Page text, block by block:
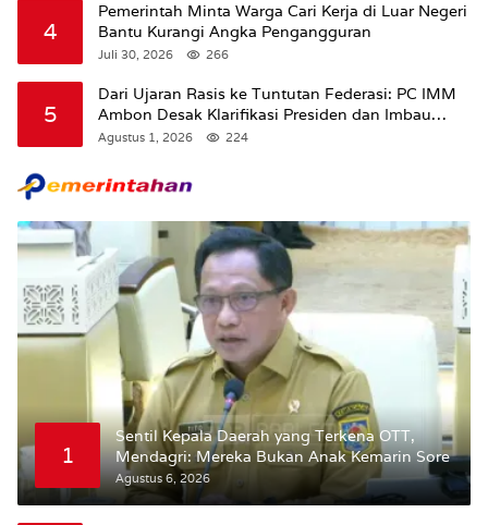
4
Pemerintah Minta Warga Cari Kerja di Luar Negeri
Bantu Kurangi Angka Pengangguran
Juli 30, 2026 266
5
Dari Ujaran Rasis ke Tuntutan Federasi: PC IMM
Ambon Desak Klarifikasi Presiden dan Imbau
Tunda Pengibaran Bendera Merah Putih Di
Agustus 1, 2026 224
1
Sentil Kepala Daerah yang Terkena OTT,
Mendagri: Mereka Bukan Anak Kemarin Sore
Agustus 6, 2026